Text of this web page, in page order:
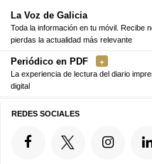
La Voz de Galicia
Toda la información en tu móvil. Recibe
pierdas la actualidad más relevante
Periódico en PDF
La experiencia de lectura del diario
digital
REDES SOCIALES